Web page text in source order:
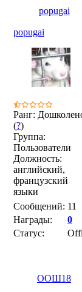
popugai
popugai
Ранг:
(?)
Группа:
Пользователи
Должность:
английский,
французский
языки
Сообщений: 11
Награды:
0
Статус:
ООШ18